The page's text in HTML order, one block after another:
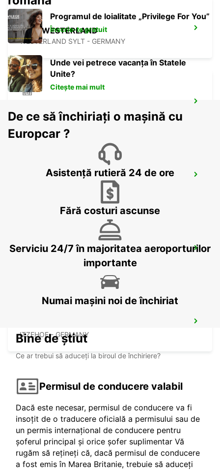
SYLT WESTERLAND
WESTERLAND SYLT - GERMANY
KOLDING - DENMARK
NEUMUENSTER
NEUMUENSTER - GERMANY
ODENSE
ODENSE C - DENMARK
ITZEHOE - GERMANY
Programul de loialitate „Privilege For You”
Înscrie-te gratuit
Unde vei petrece vacanța în Statele
Unite?
Citește mai mult
De ce să închiriați o mașină cu
Europcar ?
Asistență rutieră 24 de ore
Fără costuri ascunse
Serviciu 24/7 în majoritatea aeroporturilor
importante
Numai mașini noi de închiriat
Bine de știut
Ce ar trebui să aduceți la biroul de închiriere?
Permisul de conducere valabil
Dacă este necesar, permisul de conducere va fi
insoțit de o traducere oficială a permisului sau de
un permis internațional de conducere pentru
șoferul principal și orice șofer suplimentar Vă
rugăm să rețineți că, dacă permisul de conducere
a fost emis în Marea Britanie, trebuie să aduceți